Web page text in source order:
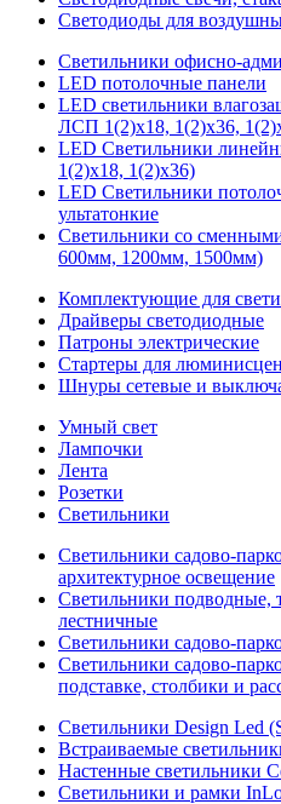
Светодиоды для
Светильники офисно-
LED потолочные панели
LED светильники
ЛСП 1(2)х18, 1(2)х36,
LED Светильники
1(2)х18, 1(2)х36)
LED Светильники
ультатонкие
Светильники со
600мм, 1200мм, 1500мм)
Комплектующие для
Драйверы светодиодные
Патроны электрические
Стартеры для
Шнуры сетевые и
Умный свет
Лампочки
Лента
Розетки
Светильники
Светильники садово-
архитектурное освещение
Светильники подводные,
лестничные
Светильники садово-
Светильники садово-
подставке, столбики и
Светильники Design Led
Встраиваемые
Настенные светильники
Светильники и рамки